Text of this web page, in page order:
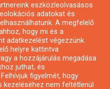
eszközleolvasásos
adatokat és
A megfelelő
hogy mi és a
adatkezelést végezzünk.
helyre kattintva
a hozzájárulás megadása
juthat, és
figyelmét, hogy
kezeléséhez nem feltétlenül